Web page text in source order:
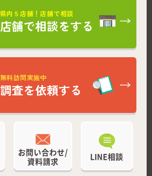
県内５店舗！店舗で相談
店舗で相談をする
無料訪問実施中
調査を依頼する
お問い合わせ/
資料請求
LINE相談